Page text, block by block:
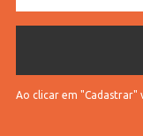
Ao clicar em "Cadastrar"